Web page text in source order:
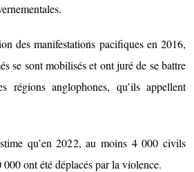
des manifestations pacifiques en 2016,
se sont mobilisés et ont juré de se battre
régions anglophones, qu’ils appellent
qu’en 2022, au moins 4 000 civils
ont été déplacés par la violence.